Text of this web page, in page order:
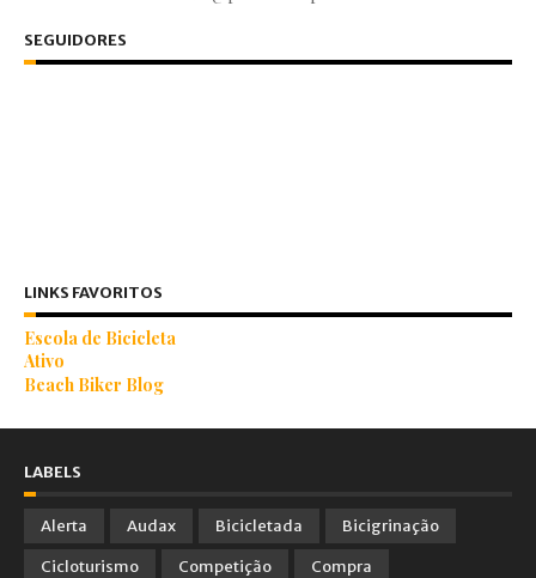
SEGUIDORES
LINKS FAVORITOS
Escola de Bicicleta
Ativo
Beach Biker Blog
LABELS
Alerta Audax Bicicletada
Bicigrinação
Cicloturismo
Competição
Compra